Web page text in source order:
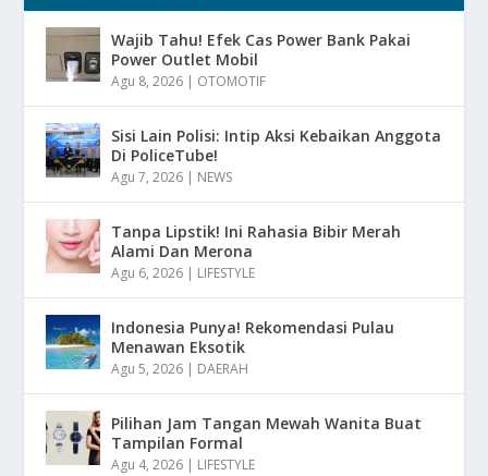
Wajib Tahu! Efek Cas Power Bank Pakai
Power Outlet Mobil
Agu 8, 2026 | OTOMOTIF
Sisi Lain Polisi: Intip Aksi Kebaikan Anggota
Di PoliceTube!
Agu 7, 2026 | NEWS
Tanpa Lipstik! Ini Rahasia Bibir Merah
Alami Dan Merona
Agu 6, 2026 | LIFESTYLE
Indonesia Punya! Rekomendasi Pulau
Menawan Eksotik
Agu 5, 2026 | DAERAH
Pilihan Jam Tangan Mewah Wanita Buat
Tampilan Formal
Agu 4, 2026 | LIFESTYLE